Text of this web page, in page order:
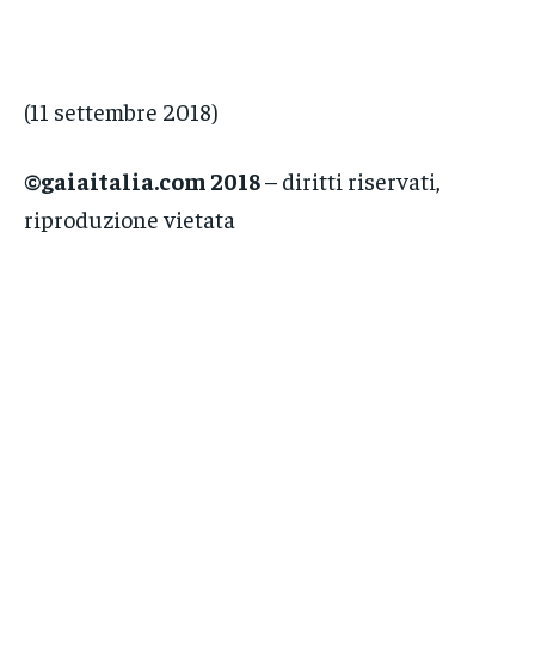
(11 settembre 2018)
©gaiaitalia.com 2018– diritti riservati,
riproduzione vietata